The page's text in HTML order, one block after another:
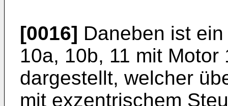
[0016] Daneben ist
10a, 10b, 11 mit
dargestellt, welcher
mit exzentrischem